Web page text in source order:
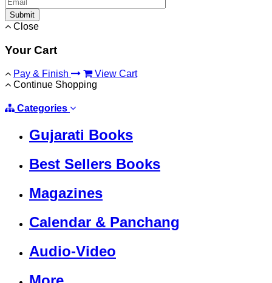
Submit
Close
Your Cart
Pay & Finish
View Cart
Continue Shopping
Categories
Gujarati Books
Best Sellers Books
Magazines
Calendar & Panchang
Audio-Video